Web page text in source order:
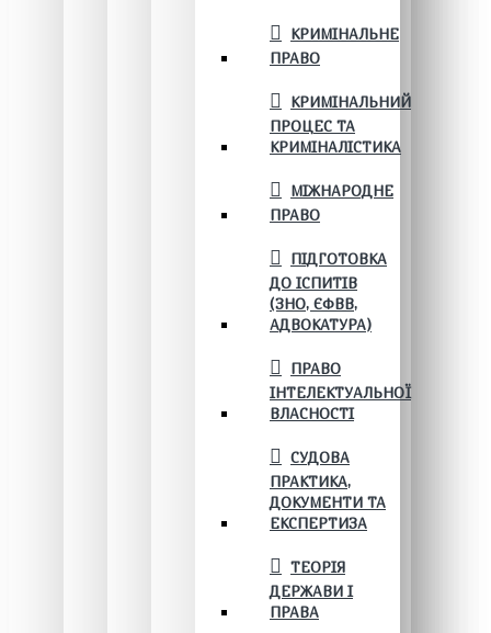
КРИМІНАЛЬНЕ
ПРАВО
КРИМІНАЛЬНИЙ
ПРОЦЕС ТА
КРИМІНАЛІСТИКА
МІЖНАРОДНЕ
ПРАВО
ПІДГОТОВКА
ДО ІСПИТІВ
(ЗНО, ЄФВВ,
АДВОКАТУРА)
ПРАВО
ІНТЕЛЕКТУАЛЬНОЇ
ВЛАСНОСТІ
СУДОВА
ПРАКТИКА,
ДОКУМЕНТИ ТА
ЕКСПЕРТИЗА
ТЕОРІЯ
ДЕРЖАВИ І
ПРАВА